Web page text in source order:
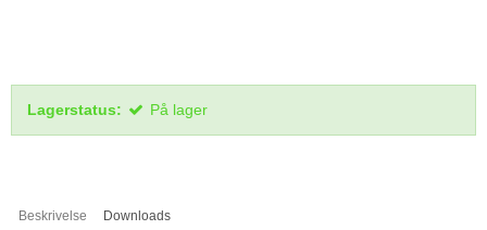
Lagerstatus: På lager
Beskrivelse Downloads